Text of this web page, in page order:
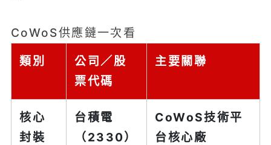
CoWoS供應鏈一次看
類別
公司／股
票代碼
主要關聯
核心
封裝
台積電
（2330）
CoWoS技術平
台核心廠